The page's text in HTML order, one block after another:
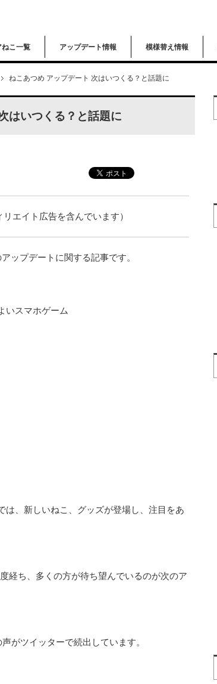
ねこ一覧 アップデート情報 模様替え情報
ねこあつめ アップデート 次はいつくる？と話題に
はいつくる？と話題に
リエイト広告を含んでいます）
ップデートに関する記事です。
いスマホゲーム
は、新しいねこ、グッズが登場し、注目をあ
経ち、多くの方が待ち望んでいるのが次のア
声がツイッターで続出しています。